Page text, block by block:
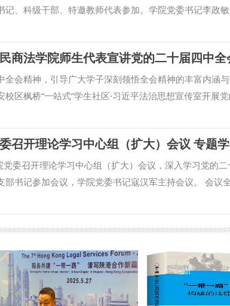
记、科级干部、特邀教师代表参加。学院党委书记李政
央委员会第四次全体会议公报》《中共中央关于制定国
了习近平总书记在党外人士座谈会上的重要讲话精神，
平总书记给天津大学全体师生的回信精神，学习了中共
穆兴天、陈京春、刘卫波分别围绕国家安全学学科建设
。 会议强调，要深入学习宣传，强化思想理论武装。各
党员全面系统学习全会公报和“十五五”规划建议内容，把
核心工作。要深入研究阐释，打造特色研究平台。坚持
化学科资源、师资资源和学术资源，开展有组织科研活
，提高教育教学质量。系统加强国家安全学学科建设，
质量评估与反馈机制，全面提升学院教育教学质量。 （
商法学院师生代表宣讲党的二十届四中全
全会精神，引导广大学子深刻领悟全会精神的丰富内涵
区枫桥“一站式”学生社区·习近平法治思想宣传室开展
参加，学院党委书记朱茂主持会议。 张军政在宣讲中全
，并立足新的历史方位，系统阐释了“十五五”时期法
五”新征程的历史起点，要找准新时代法治建设的战略
值导向与实践路径，在历史纵深中找准法治中国建设的
，在守正创新中推进国家治理能力现代化。他勉励青年
考与现实关切紧密结合起来，全面学习领会党的创新理
领导，主动抵制错误思潮，确保在法治道路上行稳致远
之能、勇担时代之责，将个人成长融入法治中国建设的
法学院 撰稿：昌盛 审核：朱茂）
委召开理论学习中心组（扩大）会议，深入学习党的二
部书记参加会议，学院党委书记寇汉军主持会议。 会议
会议公报，并进行学习研讨。 会议强调，党的二十届
键时期召开的一次重要会议，全会审议通过的相关文件
体系和治理能力现代化指明了方向。学院上下要充分认
来。 会议要求，要深入学习贯彻党的二十届四中全会
会精神为指导，加强学院的制度建设，完善内部治理体
治引领，确保学院意识形态领域安全。同时，还要做好
势和专业特长，深入研究中华优秀传统文化的内涵、价